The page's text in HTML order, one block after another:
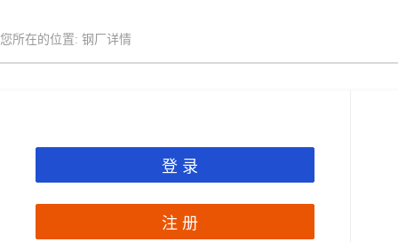
您所在的位置: 钢厂详情